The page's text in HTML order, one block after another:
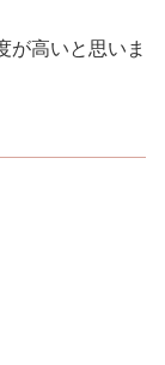
が高いと思いま